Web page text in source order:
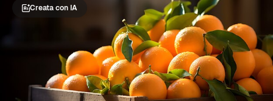
Creata con IA